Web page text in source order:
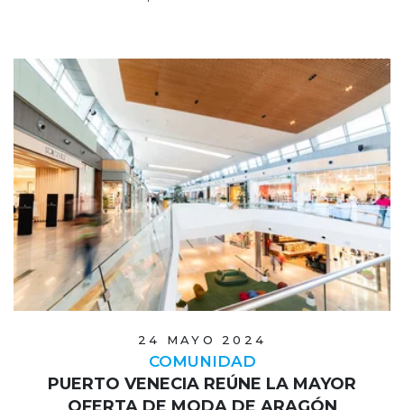
24 MAYO 2024
COMUNIDAD
PUERTO VENECIA REÚNE LA MAYOR